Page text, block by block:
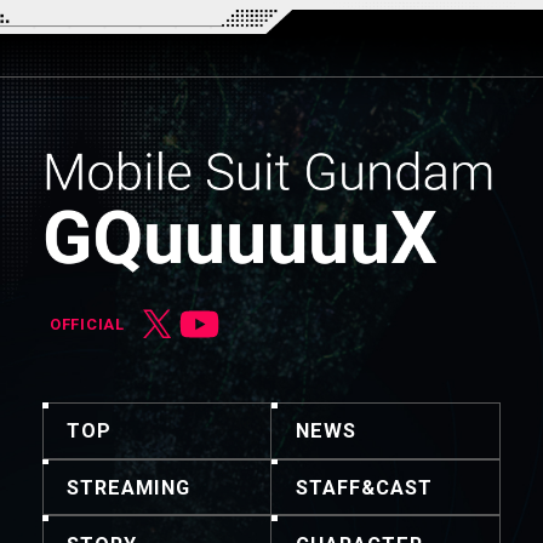
OFFICIAL
TOP NEWS
STREAMING STAFF&CAST